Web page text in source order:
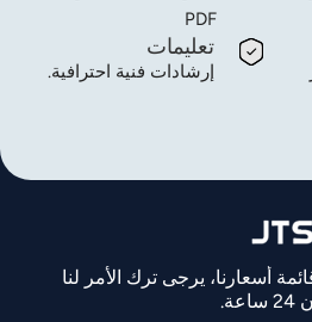
PDF
تعليمات
إرشادات فنية احترافية.
أسعارنا، يرجى ترك الأمر لنا